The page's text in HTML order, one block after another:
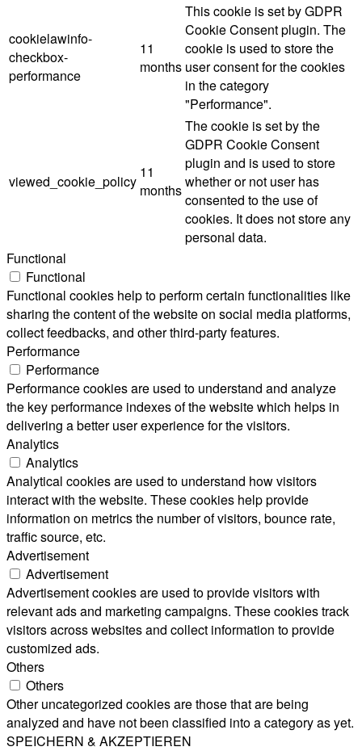
cookielawinfo-
checkbox-
performance
11
months
This cookie is set by GDPR
Cookie Consent plugin. The
cookie is used to store the
user consent for the cookies
in the category
"Performance".
viewed_cookie_policy
11
months
The cookie is set by the
GDPR Cookie Consent
plugin and is used to store
whether or not user has
consented to the use of
cookies. It does not store any
personal data.
Functional
Functional
Functional cookies help to perform certain functionalities like
sharing the content of the website on social media platforms,
collect feedbacks, and other third-party features.
Performance
Performance
Performance cookies are used to understand and analyze
the key performance indexes of the website which helps in
delivering a better user experience for the visitors.
Analytics
Analytics
Analytical cookies are used to understand how visitors
interact with the website. These cookies help provide
information on metrics the number of visitors, bounce rate,
traffic source, etc.
Advertisement
Advertisement
Advertisement cookies are used to provide visitors with
relevant ads and marketing campaigns. These cookies track
visitors across websites and collect information to provide
customized ads.
Others
Others
Other uncategorized cookies are those that are being
analyzed and have not been classified into a category as yet.
SPEICHERN & AKZEPTIEREN